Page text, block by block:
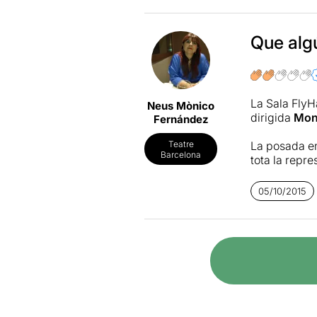
Neus Mònico
Fernández
Teatre
Barcelona
Que
La Sala
dirigida
La posada
tota la
Quatre
amb una
ha les
Nosaltres,
estat el que
05/10/2015